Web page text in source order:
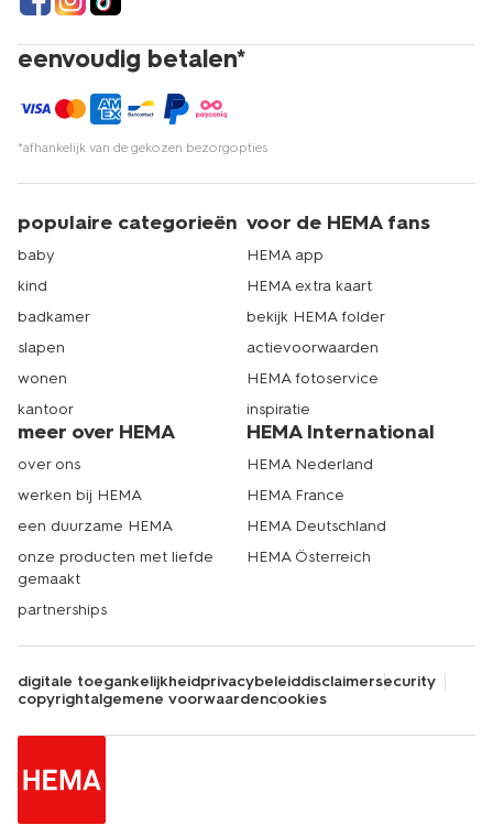
eenvoudig betalen*
*afhankelijk van de gekozen bezorgopties
populaire categorieën
baby
kind
badkamer
slapen
wonen
kantoor
voor de HEMA fans
HEMA app
HEMA extra kaart
bekijk HEMA folder
actievoorwaarden
HEMA fotoservice
inspiratie
meer over HEMA
over ons
werken bij HEMA
een duurzame HEMA
onze producten met liefde
gemaakt
partnerships
HEMA International
HEMA Nederland
HEMA France
HEMA Deutschland
HEMA Österreich
digitale toegankelijkheidprivacybeleiddisclaimersecurity
copyrightalgemene voorwaardencookies